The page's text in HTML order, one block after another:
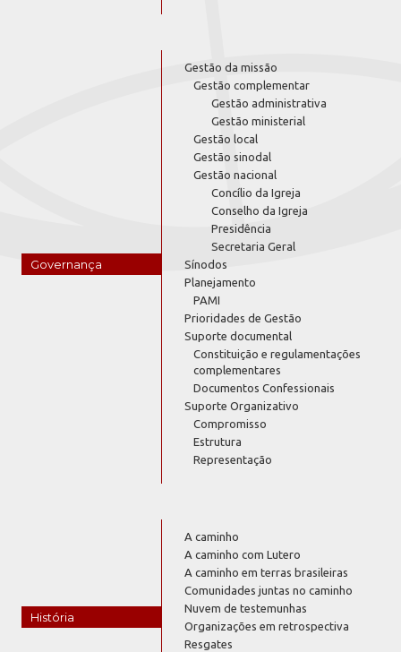
Governança
Gestão da missão
Gestão complementar
Gestão administrativa
Gestão ministerial
Gestão local
Gestão sinodal
Gestão nacional
Concílio da Igreja
Conselho da Igreja
Presidência
Secretaria Geral
Sínodos
Planejamento
PAMI
Prioridades de Gestão
Suporte documental
Constituição e regulamentações
complementares
Documentos Confessionais
Suporte Organizativo
Compromisso
Estrutura
Representação
História
A caminho
A caminho com Lutero
A caminho em terras brasileiras
Comunidades juntas no caminho
Nuvem de testemunhas
Organizações em retrospectiva
Resgates